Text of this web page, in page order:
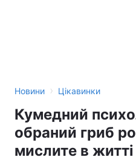
Новини › Цікавинки
Кумедний
обраний гриб
мислите в житті